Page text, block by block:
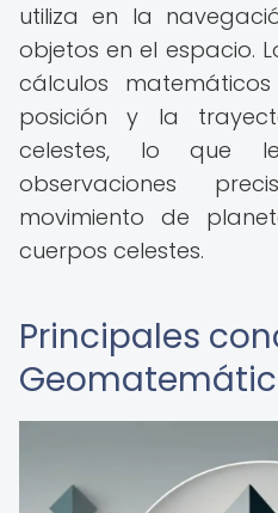
utiliza en la
objetos en el espacio.
cálculos
posición y la
celestes, lo que
observaciones
movimiento de
cuerpos celestes.
Principales